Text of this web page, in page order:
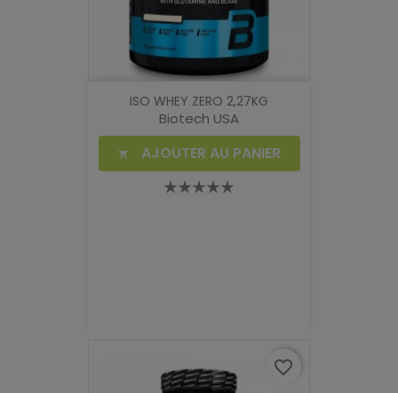
ISO WHEY ZERO 2,27KG
Biotech USA
 AJOUTER AU PANIER
favorite_border